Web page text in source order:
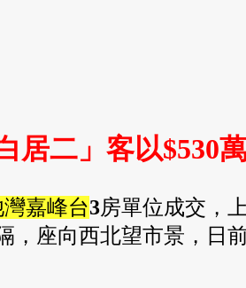
居二」客以$530
嘉峰台3房單位成交，
，座向西北望市景，日